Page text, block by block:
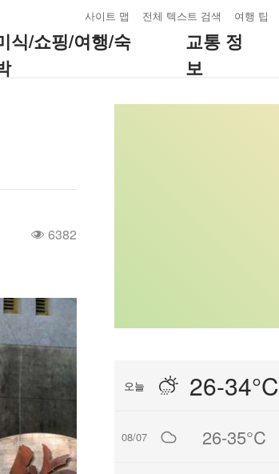
사이트 맵 전체 텍스트 검색 여행 팁
식/쇼핑/여행/숙
교통 정
보
6382
오늘 26-34°C
08/07 26-35°C